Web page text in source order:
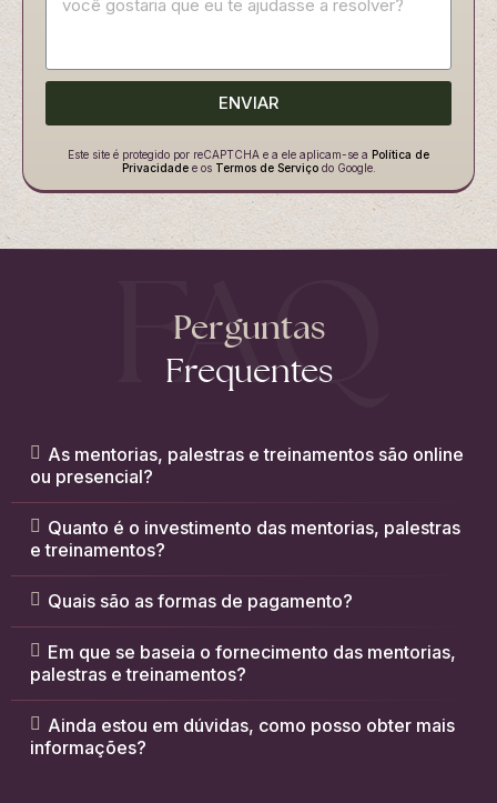
ENVIAR
Este site é protegido por reCAPTCHA e a ele aplicam-se a Política de
Privacidadee os Termos de Serviçodo Google.
Perguntas
Frequentes
FAQ
As mentorias, palestras e treinamentos são online
ou presencial?
Quanto é o investimento das mentorias, palestras
e treinamentos?
Quais são as formas de pagamento?
Em que se baseia o fornecimento das mentorias,
palestras e treinamentos?
Ainda estou em dúvidas, como posso obter mais
informações?